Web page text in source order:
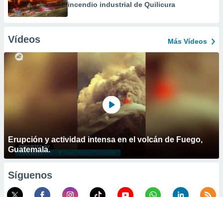
incendio industrial de Quilicura
Vídeos Más Vídeos
Erupción y actividad intensa en el volcán de Fuego,
Guatemala.
Síguenos